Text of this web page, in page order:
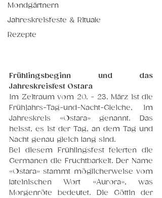
Mondgärtnern
Jahreskreisfeste & Rituale
Rezepte
Frühlingsbeginn und das
Jahreskreisfest Ostara
Im Zeitraum vom 20. - 23. März ist die
Frühjahrs-Tag-und-Nacht-Gleiche, im
Jahreskreis «Ostara» genannt. Das
heisst, es ist der Tag, an dem Tag und
Nacht genau gleich lang sind.
Bei diesem Frühlingsfest feierten die
Germanen die Fruchtbarkeit. Der Name
«Ostara» stammt möglicherweise vom
lateinischen Wort «Aurora», was
Morgenröte bedeutet. Die Göttin der